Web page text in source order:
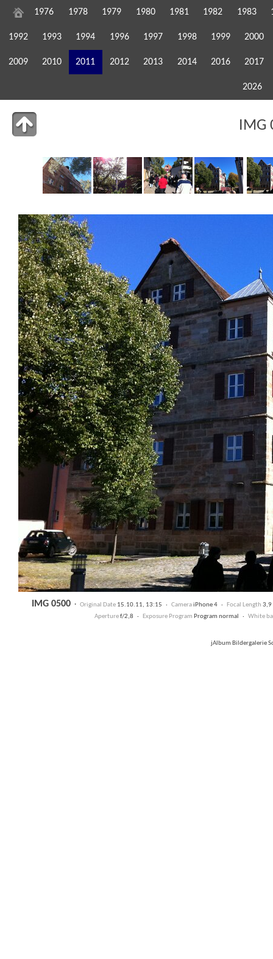
1976 1978 1979 1980 1981 1982 1983
1992 1993 1994 1996 1997 1998 1999 2000
2009 2010 2011 2012 2013 2014 2016 2017
2026
IMG
IMG 0500 · Original Date 15.10.11, 13:15 · CameraiPhone 4 · Focal Length
Aperturef/2,8 · Exposure Program Program normal · White
jAlbum Bildergalerie